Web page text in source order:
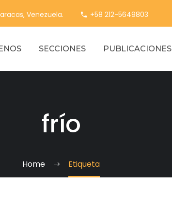
Venezuela. +58 212-5649803
SECCIONES PUBLICACIONES
frío
Home Etiqueta